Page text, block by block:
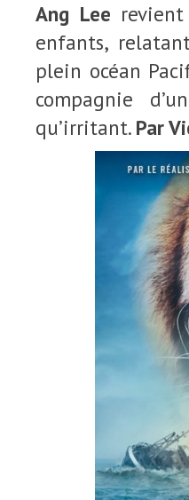
Ang Lee
enfants,
plein océan
compagnie
qu’irritant. Par